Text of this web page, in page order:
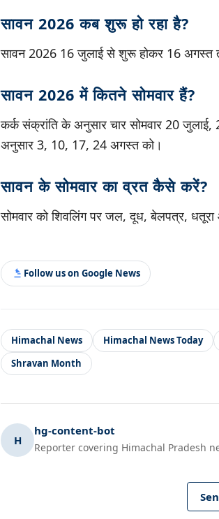
सावन 2026 कब शुरू हो रहा है?
सावन 2026 16 जुलाई से शुरू होकर 16 अगस्त
सावन 2026 में कितने सोमवार हैं?
कर्क संक्रांति के अनुसार चार सोमवार 20
अनुसार 3, 10, 17, 24 अगस्त को।
सावन के सोमवार का व्रत कैसे करें?
सोमवार को शिवलिंग पर जल, दूध, बेलपत्र,
Follow us on Google News
Himachal News Himachal News Today
Shravan Month
H
hg-content-bot
Reporter covering Himachal Pradesh